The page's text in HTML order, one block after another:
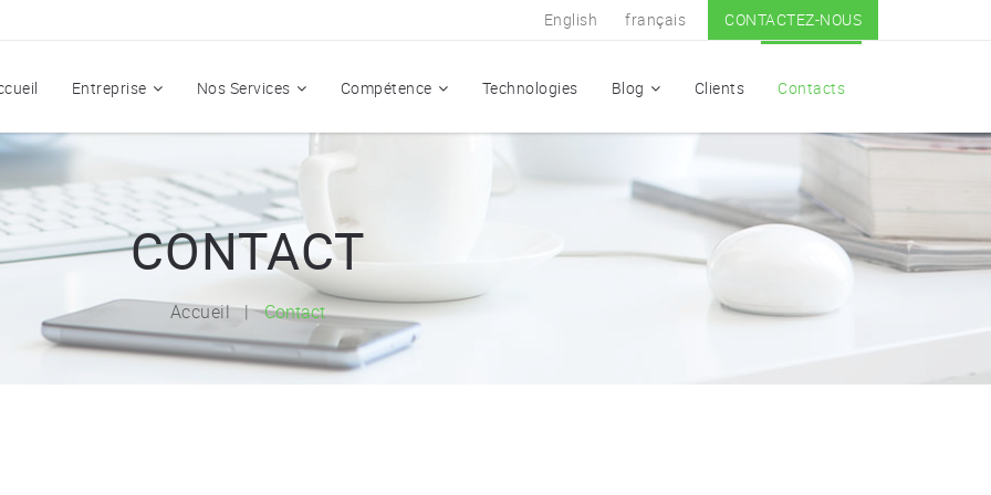
English français CONTACTEZ-NOUS
Entreprise Nos Services Compétence Technologies Blog Clients Contacts
CONTACT
Accueil Contact